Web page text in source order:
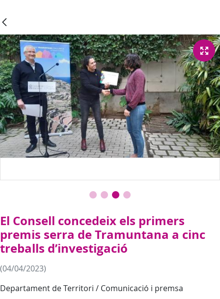
El Consell concedeix els primers
premis serra de Tramuntana a cinc
treballs d’investigació
(04/04/2023)
Departament de Territori / Comunicació i premsa